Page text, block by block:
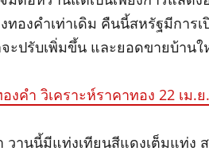
ทองคำเท่าเดิม คืนนี้สหรัฐมีกา
ะปรับเพิ่มขึ้น และยอดขายบ้านใ
งคำ วิเคราะห์ราคาทอง 22 เม.ย
วานนี้มีแท่งเทียนสีแดงเต็มแท่